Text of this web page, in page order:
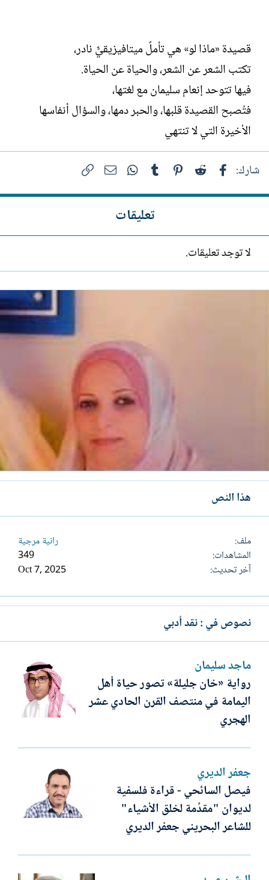
قصيدة «ماذا لو» هي تأملٌ ميتافيزيقيٌّ نادر،
تكتب الشعر عن الشعر، والحياة عن الحياة.
فيها تتوحد إنعام سليمان مع لغتها،
فتُصبح القصيدة قلبها، والحبر دمها، والسؤال أنفاسها
الأخيرة التي لا تنتهي
شارك: فيسبوك Reddit
Pinterest
Tumblr
WhatsAppالبريد الإلكتروني
تعليقات
لا توجد تعليقات.
هذا النص
ملف
رانية مرجية
المشاهدات
349
آخر تحديث
Oct 7, 2025
نصوص في : نقد أدبي
ماجد سليمان
رواية «خان جليلة» تصور حياة أهل
اليمامة في منتصف القرن الحادي عشر
الهجري
جعفر الديري
فيصل السائحي - قراءة فلسفية
لديوان "مقدِّمة لخلق الأشياء"
للشاعر البحريني جعفر الديري